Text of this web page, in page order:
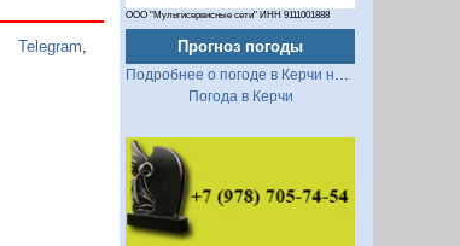
,Telegram
ООО "Мультисервисные сети" ИНН 9111001888
Прогноз погоды
Подробнее о погоде в Керчи на 2 недели
Погода в Керчи